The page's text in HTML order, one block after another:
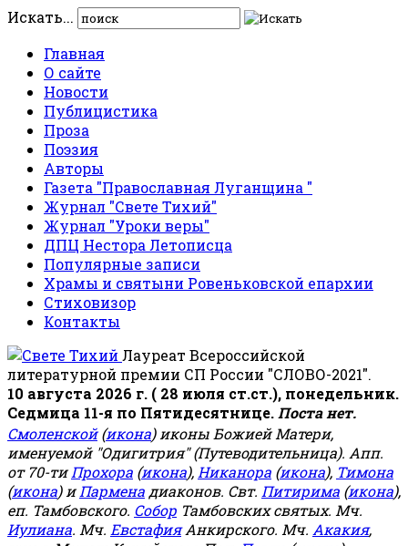
Искать...
Главная
О сайте
Новости
Публицистика
Проза
Поэзия
Авторы
Газета "Православная Луганщина "
Журнал "Свете Тихий"
Журнал "Уроки веры"
ДПЦ Нестора Летописца
Популярные записи
Храмы и святыни Ровеньковской епархии
Стиховизор
Контакты
Лауреат Всероссийской
литературной премии СП России "СЛОВО-2021".
10 августа 2026 г. ( 28 июля ст.ст.), понедельник.
Седмица 11-я по Пятидесятнице. Поста нет.
Смоленской(икона) иконы Божией Матери,
именуемой "Одигитрия" (Путеводительница). Апп.
от 70-тиПрохора (икона), Никанора (икона), Тимона
(икона) иПармена диаконов. Свт. Питирима (икона),
еп. Тамбовского. Собор Тамбовских святых. Мч.
Иулиана. Мч. ЕвстафияАнкирского. Мч. Акакия,